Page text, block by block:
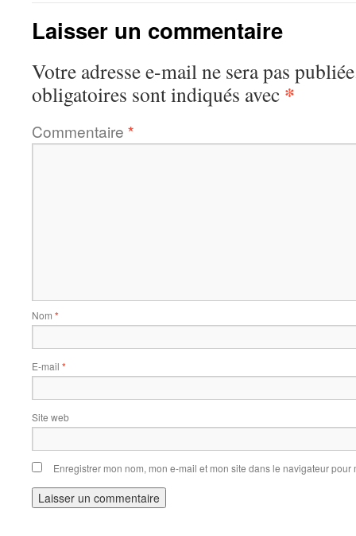
Laisser un commentaire
Votre adresse e-mail ne sera pas
obligatoires sont indiqués avec *
Commentaire *
Nom *
E-mail *
Site web
Enregistrer mon nom, mon e-mail et mon site dans le navigateur